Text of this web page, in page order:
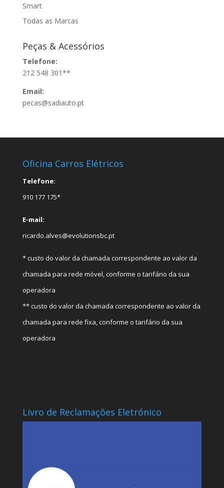
Smart
Todas as Marcas
Peças & Acessórios
Telefone:
212 548 301**
Email:
pecas@sadiauto.pt
Oficina Carros Elétricos
Telefone:
910 177 175*
E-mail:
ricardo.alves@evolutionsbc.pt
* custo do valor da chamada correspondente ao valor da
chamada para rede móvel, conforme o tarifário da sua
operadora
** custo do valor da chamada correspondente ao valor da
chamada para rede fixa, conforme o tarifário da sua
operadora
Livro de Reclamações Eletrónico